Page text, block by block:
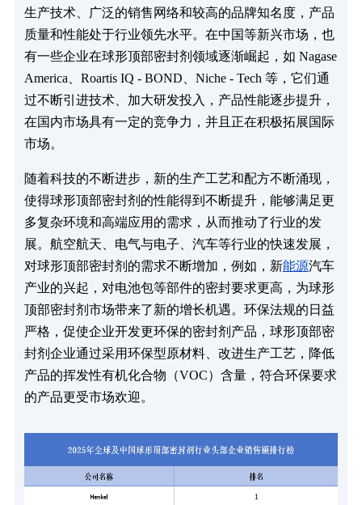
生产技术、广泛的销售网络和较高的品牌知名度，产品
质量和性能处于行业领先水平。在中国等新兴市场，也
有一些企业在球形顶部密封剂领域逐渐崛起，如 Nagase
America、Roartis IQ - BOND、Niche - Tech 等，它们通
过不断引进技术、加大研发投入，产品性能逐步提升，
在国内市场具有一定的竞争力，并且正在积极拓展国际
市场。
随着科技的不断进步，新的生产工艺和配方不断涌现，
使得球形顶部密封剂的性能得到不断提升，能够满足更
多复杂环境和高端应用的需求，从而推动了行业的发
展。航空航天、电气与电子、汽车等行业的快速发展，
对球形顶部密封剂的需求不断增加，例如，新能源汽车
产业的兴起，对电池包等部件的密封要求更高，为球形
顶部密封剂市场带来了新的增长机遇。环保法规的日益
严格，促使企业开发更环保的密封剂产品，球形顶部密
封剂企业通过采用环保型原材料、改进生产工艺，降低
产品的挥发性有机化合物（VOC）含量，符合环保要求
的产品更受市场欢迎。